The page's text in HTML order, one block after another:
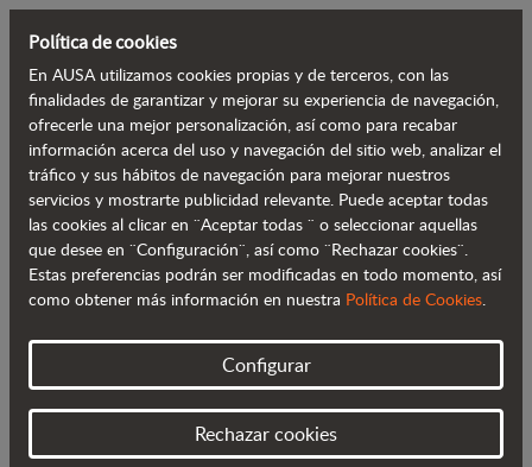
Volver al blog
AUSA obtiene el Premio a la
Internacionalización de la Cámara de
Comercio de Manresa
Política de cookies
En AUSA utilizamos cookies propias y de terceros, con las
finalidades de garantizar y mejorar su experiencia de navegación,
ofrecerle una mejor personalización, así como para recabar
información acerca del uso y navegación del sitio web, analizar el
tráfico y sus hábitos de navegación para mejorar nuestros
servicios y mostrarte publicidad relevante. Puede aceptar todas
las cookies al clicar en ¨Aceptar todas ¨ o seleccionar aquellas
que desee en ¨Configuración¨, así como ¨Rechazar cookies¨.
Estas preferencias podrán ser modificadas en todo momento, así
como obtener más información en nuestra Política de Cookies.
Configurar
Rechazar cookies